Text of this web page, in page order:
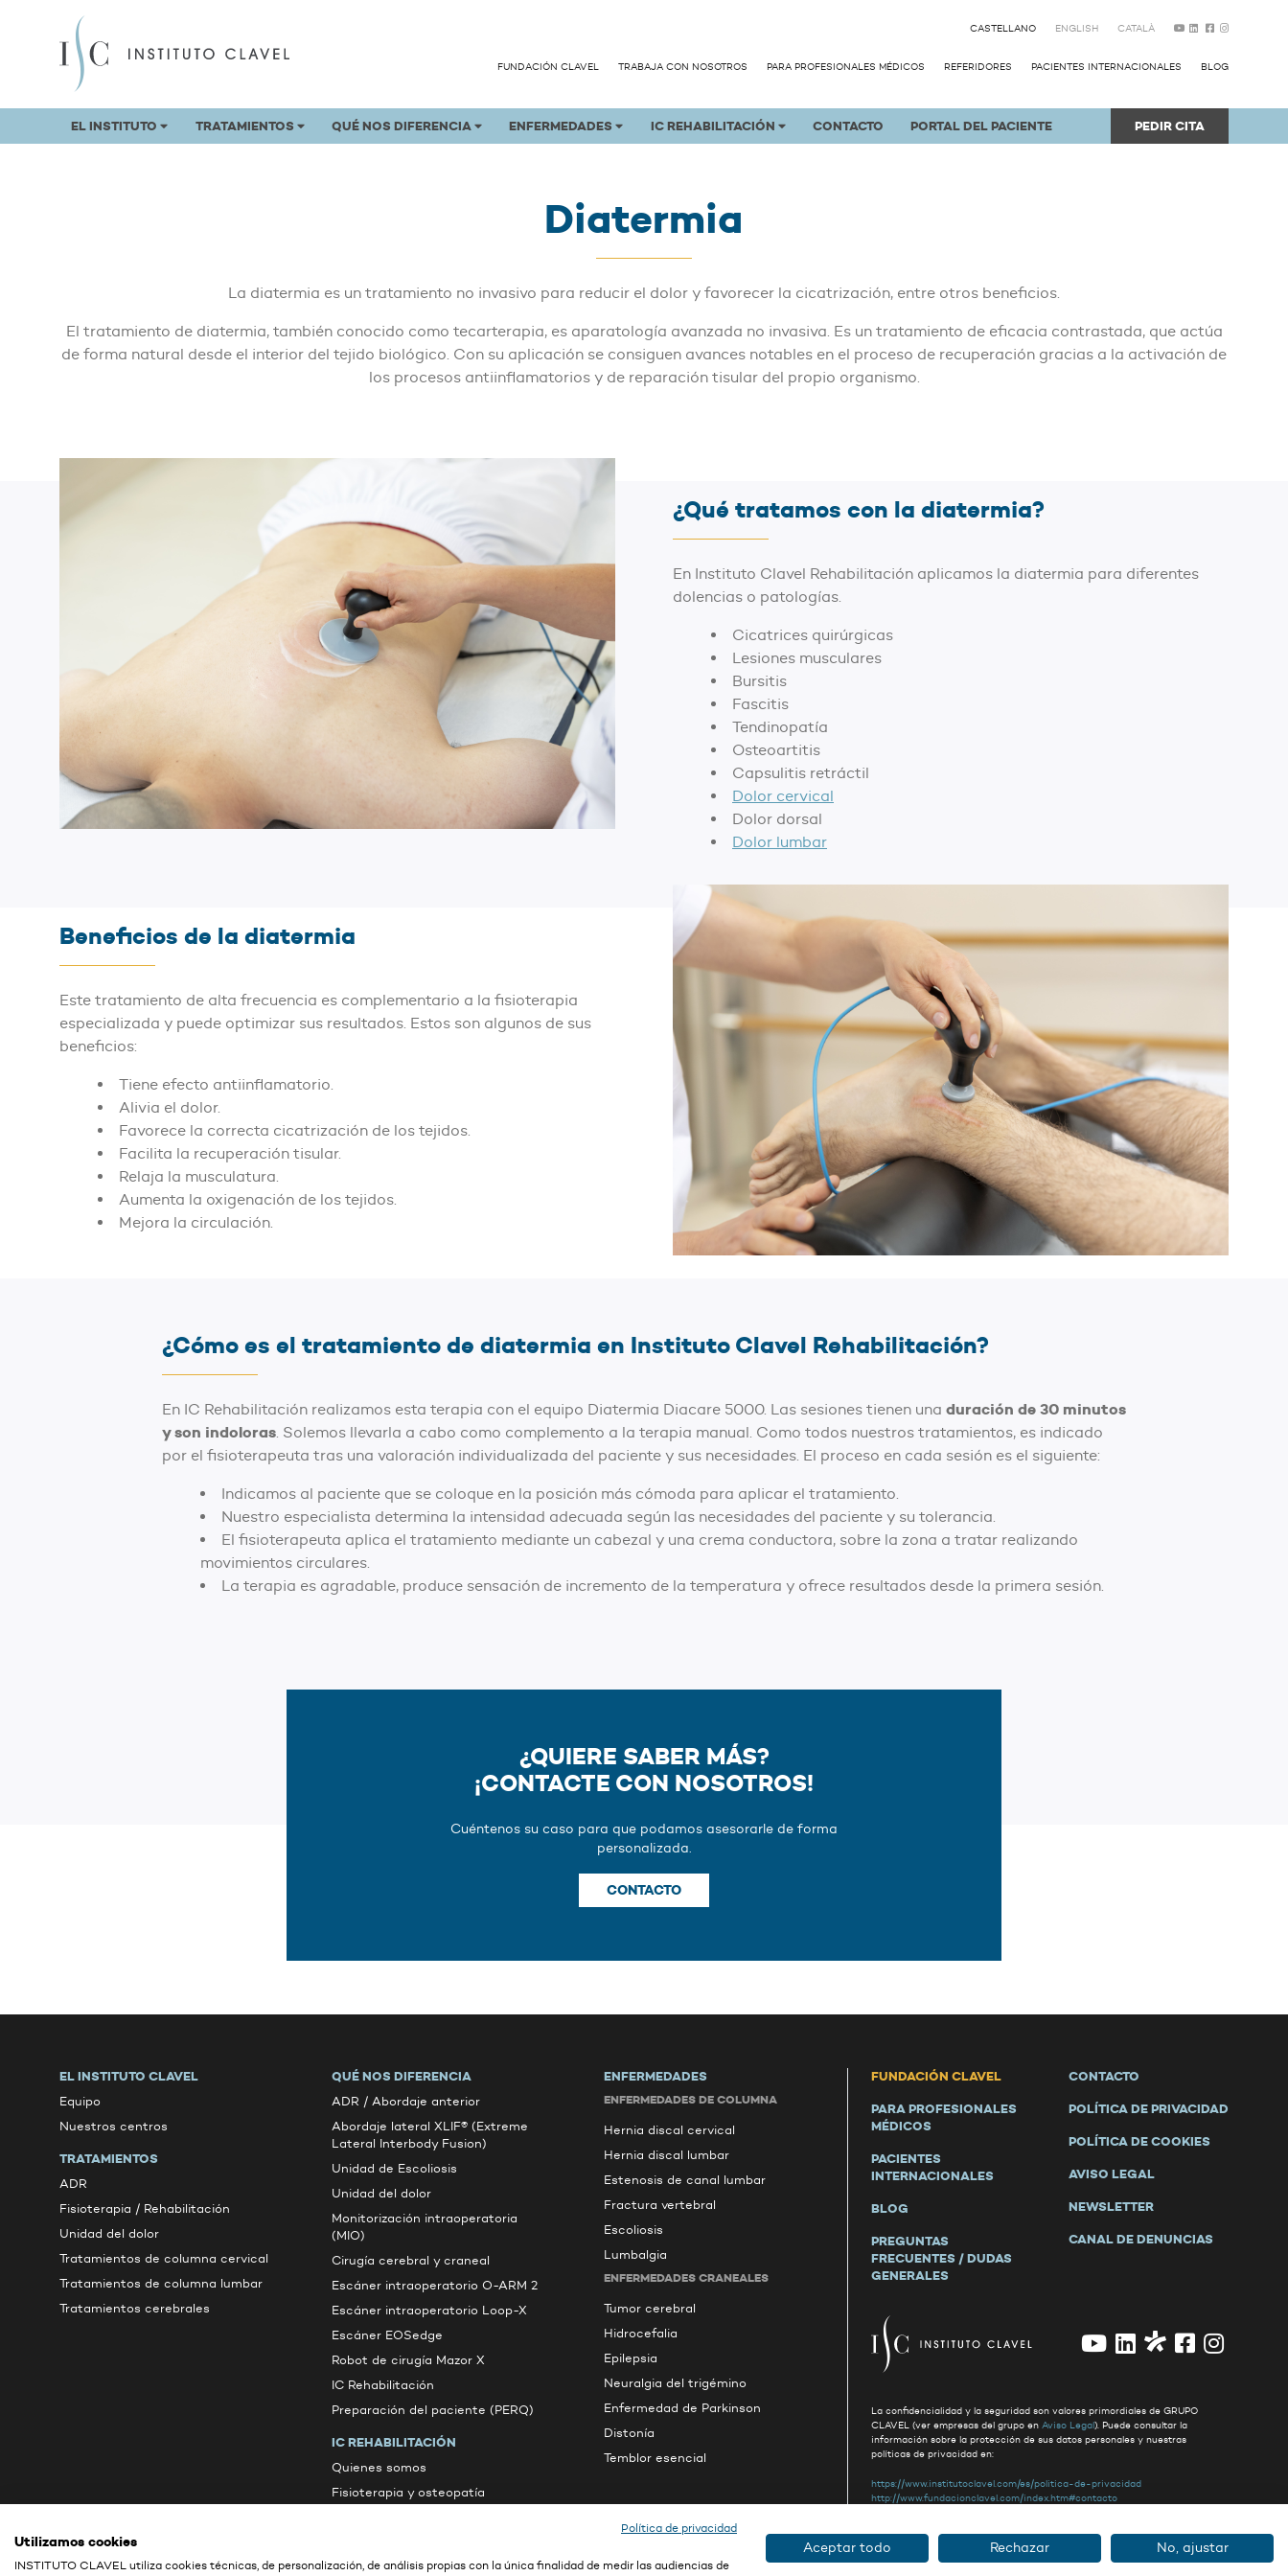
CASTELLANO ENGLISH CATALÀ
FUNDACIÓN CLAVEL TRABAJA CON NOSOTROS PARA PROFESIONALES MÉDICOS REFERIDORES PACIENTES INTERNACIONALES BLOG
EL INSTITUTO TRATAMIENTOS QUÉ NOS DIFERENCIA ENFERMEDADES IC REHABILITACIÓN CONTACTO PORTAL DEL PACIENTE PEDIR CITA
Diatermia
La diatermia es un tratamiento no invasivo para reducir el dolor y favorecer la cicatrización, entre otros beneficios.
El tratamiento de diatermia, también conocido como tecarterapia, es aparatología avanzada no invasiva. Es un tratamiento de eficacia contrastada, que actúa
de forma natural desde el interior del tejido biológico. Con su aplicación se consiguen avances notables en el proceso de recuperación gracias a la activación de
los procesos antiinflamatorios y de reparación tisular del propio organismo.
¿Qué tratamos con la diatermia?
En Instituto Clavel Rehabilitación aplicamos la diatermia para diferentes
dolencias o patologías.
Cicatrices quirúrgicas
Lesiones musculares
Bursitis
Fascitis
Tendinopatía
Osteoartitis
Capsulitis retráctil
Dolor cervical
Dolor dorsal
Dolor lumbar
Beneficios de la diatermia
Este tratamiento de alta frecuencia es complementario a la fisioterapia
especializada y puede optimizar sus resultados. Estos son algunos de sus
beneficios:
Tiene efecto antiinflamatorio.
Alivia el dolor.
Favorece la correcta cicatrización de los tejidos.
Facilita la recuperación tisular.
Relaja la musculatura.
Aumenta la oxigenación de los tejidos.
Mejora la circulación.
¿Cómo es el tratamiento de diatermia en Instituto Clavel Rehabilitación?
En IC Rehabilitación realizamos esta terapia con el equipo Diatermia Diacare 5000. Las sesiones tienen una duración de 30 minutos
y son indoloras. Solemos llevarla a cabo como complemento a la terapia manual. Como todos nuestros tratamientos, es indicado
por el fisioterapeuta tras una valoración individualizada del paciente y sus necesidades. El proceso en cada sesión es el siguiente:
Indicamos al paciente que se coloque en la posición más cómoda para aplicar el tratamiento.
Nuestro especialista determina la intensidad adecuada según las necesidades del paciente y su tolerancia.
El fisioterapeuta aplica el tratamiento mediante un cabezal y una crema conductora, sobre la zona a tratar realizando
movimientos circulares.
La terapia es agradable, produce sensación de incremento de la temperatura y ofrece resultados desde la primera sesión.
¿QUIERE SABER MÁS?
¡CONTACTE CON NOSOTROS!
Cuéntenos su caso para que podamos asesorarle de forma
personalizada.
CONTACTO
EL INSTITUTO CLAVEL
Equipo
Nuestros centros
TRATAMIENTOS
ADR
Fisioterapia / Rehabilitación
Unidad del dolor
Tratamientos de columna cervical
Tratamientos de columna lumbar
Tratamientos cerebrales
QUÉ NOS DIFERENCIA
ADR / Abordaje anterior
Abordaje lateral XLIF® (Extreme
Lateral Interbody Fusion)
Unidad de Escoliosis
Unidad del dolor
Monitorización intraoperatoria
(MIO)
Cirugía cerebral y craneal
Escáner intraoperatorio O-ARM 2
Escáner intraoperatorio Loop-X
Escáner EOSedge
Robot de cirugía Mazor X
IC Rehabilitación
Preparación del paciente (PERQ)
IC REHABILITACIÓN
Quienes somos
Fisioterapia y osteopatía
Contacto
ENFERMEDADES
ENFERMEDADES DE COLUMNA
Hernia discal cervical
Hernia discal lumbar
Estenosis de canal lumbar
Fractura vertebral
Escoliosis
Lumbalgia
ENFERMEDADES CRANEALES
Tumor cerebral
Hidrocefalia
Epilepsia
Neuralgia del trigémino
Enfermedad de Parkinson
Distonía
Temblor esencial
FUNDACIÓN CLAVEL
PARA PROFESIONALES
MÉDICOS
PACIENTES
INTERNACIONALES
BLOG
PREGUNTAS
FRECUENTES / DUDAS
GENERALES
CONTACTO
POLÍTICA DE PRIVACIDAD
POLÍTICA DE COOKIES
AVISO LEGAL
NEWSLETTER
CANAL DE DENUNCIAS
La confidencialidad y la seguridad son valores primordiales de GRUPO
CLAVEL (ver empresas del grupo enAviso Legal). Puede consultar la
información sobre la protección de sus datos personales y nuestras
políticas de privacidad en:
https://www.institutoclavel.com/es/politica-de-privacidad
http://www.fundacionclavel.com/index.htm#contacto
que puede contactar en:
clavel@delegado-datos.com
Política de privacidad
Utilizamos cookies
INSTITUTO CLAVEL utiliza cookies técnicas, de personalización, de análisis propias con la única finalidad de medir las audiencias de
Aceptar todo Rechazar No, ajustar